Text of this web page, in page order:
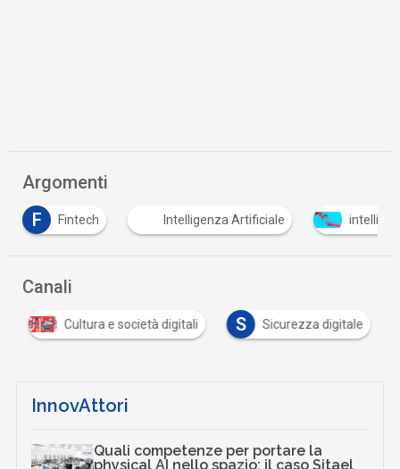
Argomenti
F
Fintech Intelligenza Artificiale
Canali
Cultura e società digitali S Sicurezza digitale
InnovAttori
Quali competenze per portare la
physical AI nello spazio: il caso Sitael